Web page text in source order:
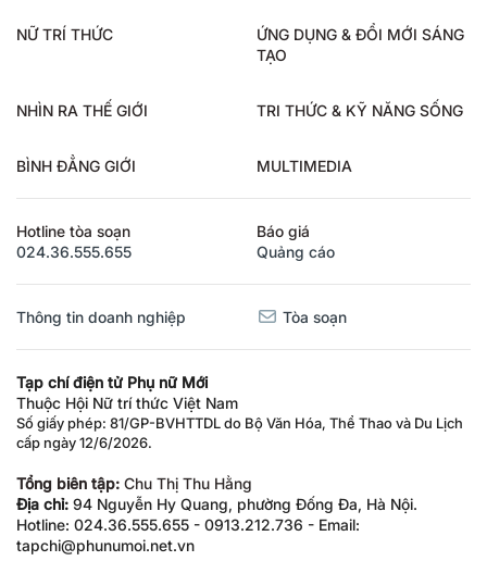
NỮ TRÍ THỨC
ỨNG DỤNG & ĐỔI MỚI SÁNG
TẠO
NHÌN RA THẾ GIỚI TRI THỨC & KỸ NĂNG SỐNG
BÌNH ĐẲNG GIỚI MULTIMEDIA
Hotline tòa soạn
024.36.555.655
Báo giá
Quảng cáo
Thông tin doanh nghiệp Tòa soạn
Tạp chí điện tử Phụ nữ Mới
Thuộc Hội Nữ trí thức Việt Nam
Số giấy phép: 81/GP-BVHTTDL do Bộ Văn Hóa, Thể Thao và Du Lịch
cấp ngày 12/6/2026.
Tổng biên tập: Chu Thị Thu Hằng
Địa chỉ: 94 Nguyễn Hy Quang, phường Đống Đa, Hà Nội.
Hotline: 024.36.555.655 - 0913.212.736 - Email:
tapchi@phunumoi.net.vn